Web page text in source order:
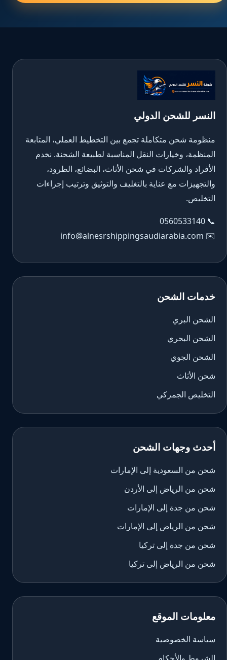
النسر للشحن الدولي
منظومة شحن متكاملة تجمع بين التخطيط العملي، المتابعة
المنظمة، وخيارات النقل المناسبة لطبيعة الشحنة. نخدم
الأفراد والشركات في شحن الأثاث، البضائع، الطرود،
والتجهيزات مع عناية بالتغليف والتوثيق وترتيب إجراءات
التخليص.
📞
0560533140
✉️
info@alnesrshippingsaudiarabia.com
خدمات الشحن
الشحن البري
الشحن البحري
الشحن الجوي
شحن الأثاث
التخليص الجمركي
أحدث وجهات الشحن
شحن من السعودية إلى الإمارات
شحن من الرياض إلى الأردن
شحن من جدة إلى الإمارات
شحن من الرياض إلى الإمارات
شحن من جدة إلى تركيا
شحن من الرياض إلى تركيا
معلومات الموقع
سياسة الخصوصية